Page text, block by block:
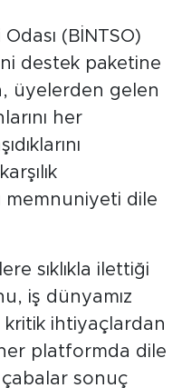
(BİNTSO)
destek paketine
üyelerden gelen
her
memnuniyeti dile
sıklıkla ilettiği
iş dünyamız
kritik ihtiyaçlardan
platformda dile
sonuç